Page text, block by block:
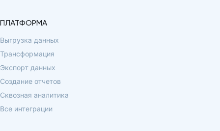
ПЛАТФОРМА
Выгрузка данных
Трансформация
Экспорт данных
Создание отчетов
Сквозная аналитика
Все интеграции